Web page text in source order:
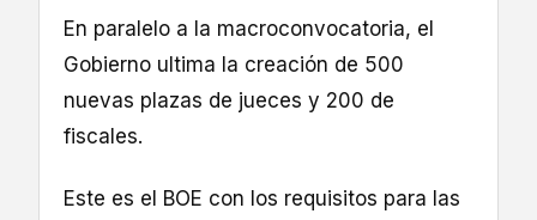
En paralelo a la macroconvocatoria, el
Gobierno ultima la creación de 500
nuevas plazas de jueces y 200 de
fiscales.
Este es el BOE con los requisitos para las